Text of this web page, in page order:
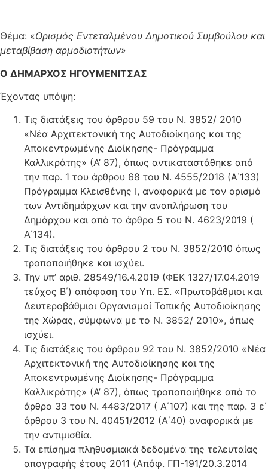
Θέμα: «Ορισμός Εντεταλμένου Δημοτικού Συμβούλου και
μεταβίβαση αρμοδιοτήτων»
Ο ΔΗΜΑΡΧΟΣ ΗΓΟΥΜΕΝΙΤΣΑΣ
Έχοντας υπόψη:
Τις διατάξεις του άρθρου 59 του Ν. 3852/ 2010
«Νέα Αρχιτεκτονική της Αυτοδιοίκησης και της
Αποκεντρωμένης Διοίκησης- Πρόγραμμα
Καλλικράτης» (Α’ 87), όπως αντικαταστάθηκε από
την παρ. 1 του άρθρου 68 του Ν. 4555/2018 (Α΄133)
Πρόγραμμα Κλεισθένης I, αναφορικά με τον ορισμό
των Αντιδημάρχων και την αναπλήρωση του
Δημάρχου και από το άρθρο 5 του Ν. 4623/2019 (
Α΄134).
Τις διατάξεις του άρθρου 2 του Ν. 3852/2010 όπως
τροποποιήθηκε και ισχύει.
Την υπ’ αριθ. 28549/16.4.2019 (ΦΕΚ 1327/17.04.2019
τεύχος Β΄) απόφαση του Υπ. ΕΣ. «Πρωτοβάθμιοι και
Δευτεροβάθμιοι Οργανισμοί Τοπικής Αυτοδιοίκησης
της Χώρας, σύμφωνα με το Ν. 3852/ 2010», όπως
ισχύει.
Τις διατάξεις του άρθρου 92 του Ν. 3852/2010 «Νέα
Αρχιτεκτονική της Αυτοδιοίκησης και της
Αποκεντρωμένης Διοίκησης- Πρόγραμμα
Καλλικράτης» (Α’ 87), όπως τροποποιήθηκε από το
άρθρο 33 του Ν. 4483/2017 ( Α΄107) και της παρ. 3 ε΄
άρθρου 3 του Ν. 40451/2012 (Α΄40) αναφορικά με
την αντιμισθία.
Τα επίσημα πληθυσμιακά δεδομένα της τελευταίας
απογραφής έτους 2011 (Απόφ. ΓΠ-191/20.3.2014